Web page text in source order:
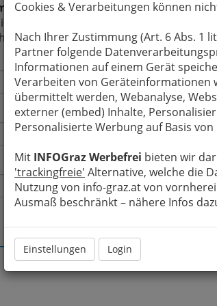
Cookies & Verarbeitungen können
Nach Ihrer Zustimmung (Art. 6 Abs. 1
Partner folgende
Informationen auf einem Gerät
Verarbeiten von Geräteinformationen
übermittelt werden, Webanalyse,
externer (embed) Inhalte,
Personalisierte Werbung auf Basis
Mit INFOGraz Werbefrei bieten wir
'trackingfreie' Alternative, welche die
Nutzung von info-graz.at von
Ausmaß beschränkt – nähere Infos
Einstellungen Login
Mails zu bewahren, verwenden wir
Formular. Ihre Nachricht wird
Pferdegnadenhof Edelweiss
Meine Nachricht